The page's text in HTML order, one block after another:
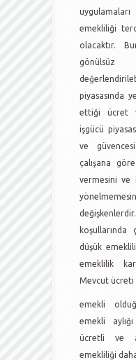
emekliliği
olacaktır.
gönülsüz
piyasasında
ettiği ücret
işgücü
ve
çalışana
vermesini ve
koşullarında
düşük
emeklilik
Mevcut ücreti
emekli
emekli
ücretli ve
emekliliği